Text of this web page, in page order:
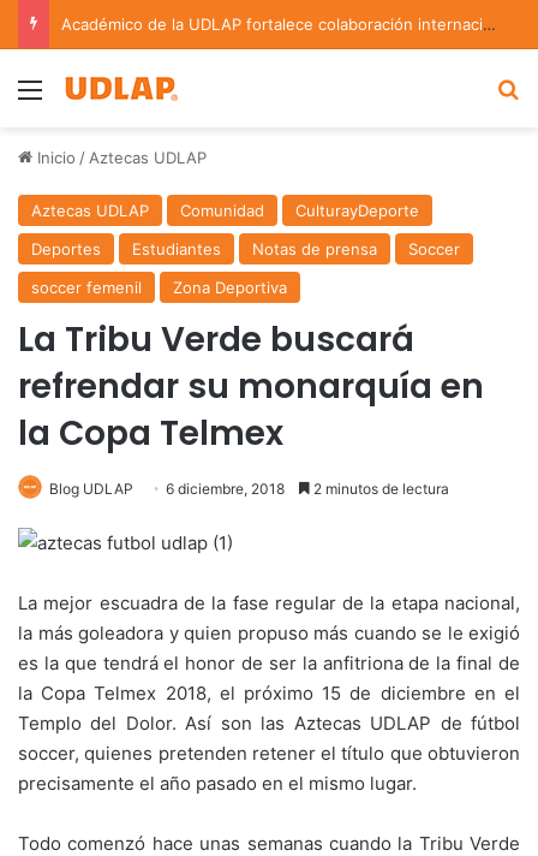
Académico de la UDLAP fortalece colaboración internacional con estancia de investigación en Argentina
Menu
Inicio / Aztecas UDLAP
Aztecas UDLAP Comunidad
CulturayDeporte
Deportes
Estudiantes Notas de prensa
Soccer
soccer femenil
Zona Deportiva
La Tribu Verde buscará
refrendar su monarquía en
la Copa Telmex
Blog UDLAP 6 diciembre, 2018 2 minutos de lectura
La mejor escuadra de la fase regular de la etapa nacional,
la más goleadora y quien propuso más cuando se le exigió
es la que tendrá el honor de ser la anfitriona de la final de
la Copa Telmex 2018, el próximo 15 de diciembre en el
Templo del Dolor. Así son las Aztecas UDLAP de fútbol
soccer, quienes pretenden retener el título que obtuvieron
precisamente el año pasado en el mismo lugar.
Todo comenzó hace unas semanas cuando la Tribu Verde